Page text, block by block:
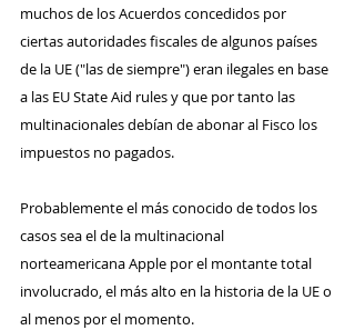
muchos de los Acuerdos concedidos por
ciertas autoridades fiscales de algunos países
de la UE ("las de siempre") eran ilegales en base
a las EU State Aid rules y que por tanto las
multinacionales debían de abonar al Fisco los
impuestos no pagados.
Probablemente el más conocido de todos los
casos sea el de la multinacional
norteamericana Apple por el montante total
involucrado, el más alto en la historia de la UE o
al menos por el momento.